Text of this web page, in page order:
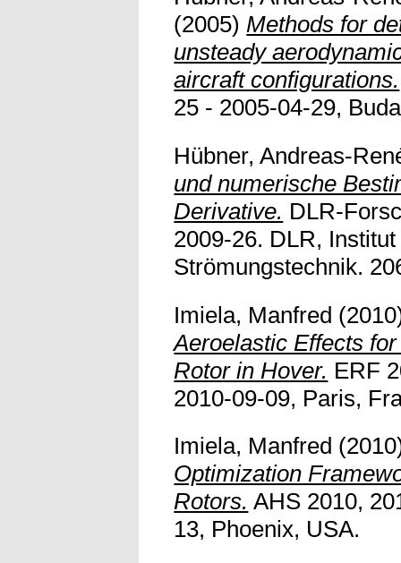
(2005)Methods for
unsteady
aircraft configurations.
25 - 2005-04-29,
Hübner, Andreas-
und numerische
Derivative. DLR-
2009-26. DLR,
Strömungstechnik.
Imiela, Manfred
Aeroelastic Effects
Rotor in Hover. ERF
2010-09-09, Paris,
Imiela, Manfred
Optimization
Rotors. AHS 2010,
13, Phoenix, USA.